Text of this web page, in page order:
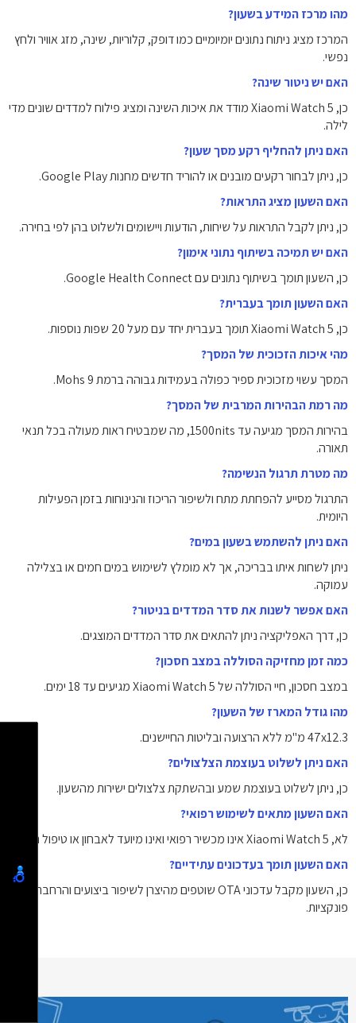
מהו מרכז המידע בשעון?
המרכז מציג ניתוח נתונים יומיומיים כמו דופק, קלוריות, שינה, מזג אוויר ולחץ
נפשי.
האם יש ניטור שינה?
כן, Xiaomi Watch 5 מודד את איכות השינה ומציג פילוח למדדים שונים מדי
לילה.
האם ניתן להחליף רקע מסך שעון?
כן, ניתן לבחור רקעים מובנים או להוריד חדשים מחנות Google Play.
האם השעון מציג התראות?
כן, ניתן לקבל התראות על שיחות, הודעות ויישומים ולשלוט בהן לפי בחירה.
האם יש תמיכה בשיתוף נתוני אימון?
כן, השעון תומך בשיתוף נתונים עם Google Health Connect.
האם השעון תומך בעברית?
כן, Xiaomi Watch 5 תומך בעברית יחד עם מעל 20 שפות נוספות.
מהי איכות הזכוכית של המסך?
המסך עשוי מזכוכית ספיר כפולה בעמידות גבוהה ברמת Mohs 9.
מה רמת הבהירות המרבית של המסך?
בהירות המסך מגיעה עד 1500nits, מה שמבטיח ראות מעולה בכל תנאי
תאורה.
מה מטרת תרגול הנשימה?
התרגול מסייע להפחתת מתח ולשיפור הריכוז והנינוחות בזמן הפעילות
היומית.
האם ניתן להשתמש בשעון במים?
ניתן לשחות איתו בבריכה, אך לא מומלץ לשימוש במים חמים או בצלילה
עמוקה.
האם אפשר לשנות את סדר המדדים בניטור?
כן, דרך האפליקציה ניתן להתאים את סדר המדדים המוצגים.
כמה זמן מחזיקה הסוללה במצב חסכון?
במצב חסכון, חיי הסוללה של Xiaomi Watch 5 מגיעים עד 18 ימים.
מהו גודל המארז של השעון?
47x12.3 מ"מ ללא הרצועה ובליטות החיישנים.
האם ניתן לשלוט בעוצמת הצלצולים?
כן, ניתן לשלוט בעוצמת שמע ובהשתקת צלצולים ישירות מהשעון.
האם השעון מתאים לשימוש רפואי?
לא, Xiaomi Watch 5 אינו מכשיר רפואי ואינו מיועד לאבחון או טיפול רפואי.
האם השעון תומך בעדכונים עתידיים?
כן, השעון מקבל עדכוני OTA שוטפים מהיצרן לשיפור ביצועים והרחבת
פונקציות.